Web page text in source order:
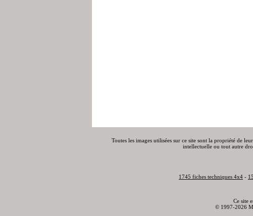
Toutes les images utilisées sur ce site sont la propriété de
intellectuelle ou tout autre
1745 fiches techniques 4x4 -
Ce site
© 1997-2026